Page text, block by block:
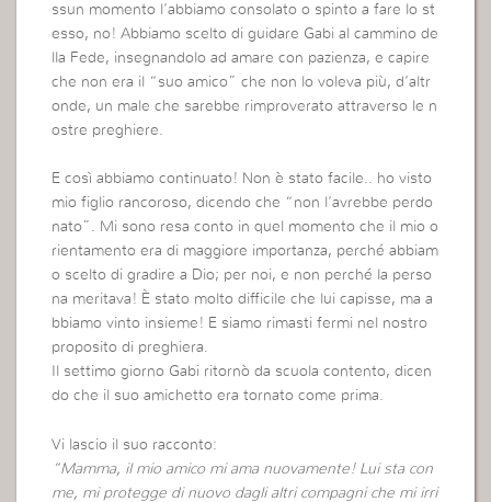
ssun momento l’abbiamo consolato o spinto a fare lo st
esso, no! Abbiamo scelto di guidare Gabi al cammino de
lla Fede, insegnandolo ad amare con pazienza, e capire
che non era il “suo amico” che non lo voleva più, d’altr
onde, un male che sarebbe rimproverato attraverso le n
ostre preghiere.
E così abbiamo continuato! Non è stato facile.. ho visto
mio figlio rancoroso, dicendo che “non l’avrebbe perdo
nato”. Mi sono resa conto in quel momento che il mio o
rientamento era di maggiore importanza, perché abbiam
o scelto di gradire a Dio; per noi, e non perché la perso
na meritava! È stato molto difficile che lui capisse, ma a
bbiamo vinto insieme! E siamo rimasti fermi nel nostro
proposito di preghiera.
Il settimo giorno Gabi ritornò da scuola contento, dicen
do che il suo amichetto era tornato come prima.
Vi lascio il suo racconto:
“Mamma, il mio amico mi ama nuovamente! Lui sta con
me, mi protegge di nuovo dagli altri compagni che mi irri